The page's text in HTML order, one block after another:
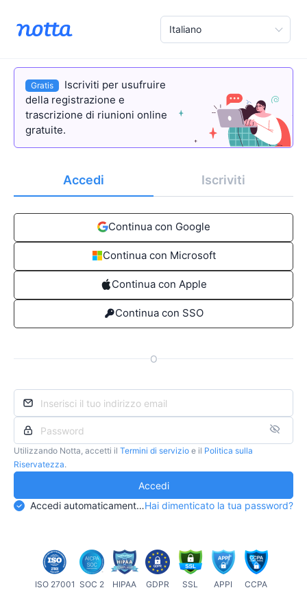
Italiano
Gratis
Iscriviti per usufruire
della registrazione e
trascrizione di riunioni online
gratuite.
Accedi Iscriviti
Continua con Google
Continua con Microsoft
Continua con Apple
Continua con SSO
O
Utilizzando Notta, accetti il Termini di servizio e il Politica sulla
Riservatezza.
Accedi
Accedi automaticamente la prossima voltaHai dimenticato la tua password?
ISO 27001 SOC 2 HIPAA GDPR SSL APPI CCPA